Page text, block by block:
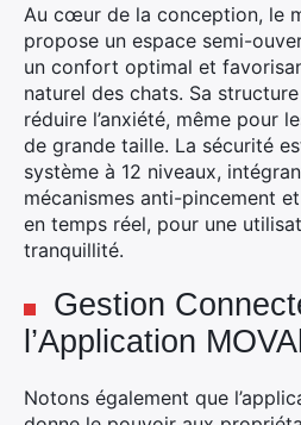
Au cœur de la conception, le
propose un espace semi-
un confort optimal et
naturel des chats. Sa
réduire l’anxiété, même pour
de grande taille. La sécurité
système à 12 niveaux,
mécanismes anti-pincement
en temps réel, pour une
tranquillité.
Gestion
l’Application
Notons également que
Rechercher
: